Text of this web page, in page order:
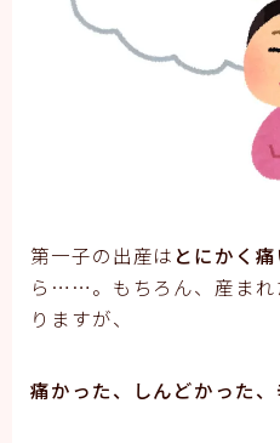
第一子の出産は とにかく痛
ら……。もちろん、産まれ
りますが、
痛かった、しんどかった、